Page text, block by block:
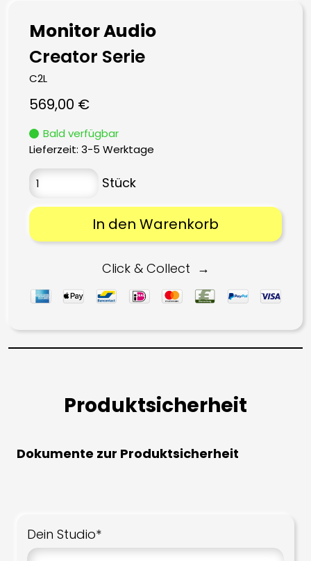
Monitor Audio
Creator Serie
C2L
569,00 €
Bald verfügbar
Lieferzeit: 3-5 Werktage
In den Warenkorb
Click & Collect
Produktsicherheit
Dokumente zur Produktsicherheit
Dein Studio*